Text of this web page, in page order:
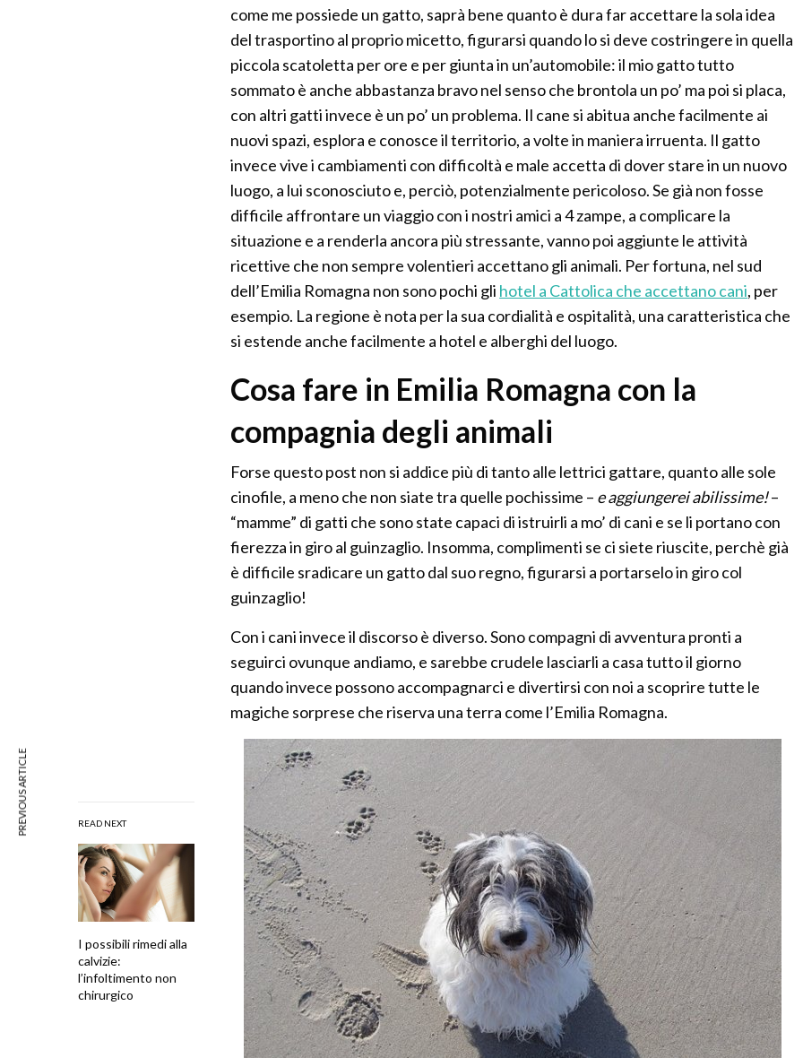
READ NEXT
I possibili rimedi alla
calvizie:
l’infoltimento non
chirurgico
come me possiede un gatto, saprà bene quanto è dura far accettare la sola idea
del trasportino al proprio micetto, figurarsi quando lo si deve costringere in quella
piccola scatoletta per ore e per giunta in un’automobile: il mio gatto tutto
sommato è anche abbastanza bravo nel senso che brontola un po’ ma poi si placa,
con altri gatti invece è un po’ un problema. Il cane si abitua anche facilmente ai
nuovi spazi, esplora e conosce il territorio, a volte in maniera irruenta. Il gatto
invece vive i cambiamenti con difficoltà e male accetta di dover stare in un nuovo
luogo, a lui sconosciuto e, perciò, potenzialmente pericoloso. Se già non fosse
difficile affrontare un viaggio con i nostri amici a 4 zampe, a complicare la
situazione e a renderla ancora più stressante, vanno poi aggiunte le attività
ricettive che non sempre volentieri accettano gli animali. Per fortuna, nel sud
dell’Emilia Romagna non sono pochi gli hotel a Cattolica che accettano cani, per
esempio. La regione è nota per la sua cordialità e ospitalità, una caratteristica che
si estende anche facilmente a hotel e alberghi del luogo.
Cosa fare in Emilia Romagna con la
compagnia degli animali
Forse questo post non si addice più di tanto alle lettrici gattare, quanto alle sole
cinofile, a meno che non siate tra quelle pochissime – e aggiungerei abilissime!–
“mamme” di gatti che sono state capaci di istruirli a mo’ di cani e se li portano con
fierezza in giro al guinzaglio. Insomma, complimenti se ci siete riuscite, perchè già
è difficile sradicare un gatto dal suo regno, figurarsi a portarselo in giro col
guinzaglio!
Con i cani invece il discorso è diverso. Sono compagni di avventura pronti a
seguirci ovunque andiamo, e sarebbe crudele lasciarli a casa tutto il giorno
quando invece possono accompagnarci e divertirsi con noi a scoprire tutte le
magiche sorprese che riserva una terra come l’Emilia Romagna.
PREVIOUS ARTICLE